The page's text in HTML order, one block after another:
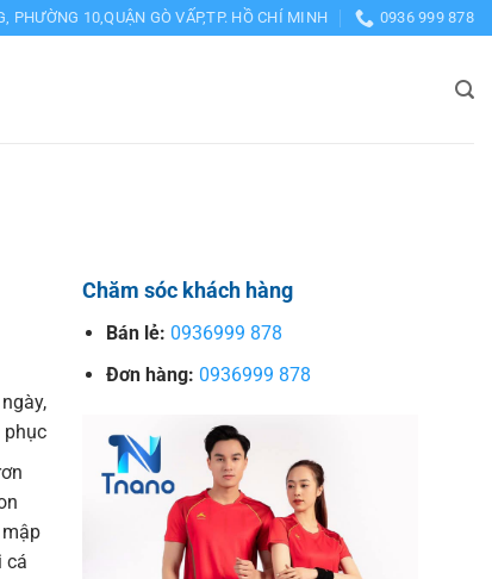
PHƯỜNG 10,QUẬN GÒ VẤP,TP. HỒ CHÍ MINH 0936 999 878
phục
cá
Chăm sóc khách hàng
Bán lẻ: 0936999 878
Đơn hàng: 0936999 878